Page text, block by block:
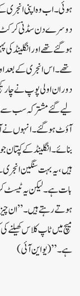
ہوئی۔ اب وہ اپنی انجری
دوسرے دن سڈنی کرکٹ
ہو گئے تھے اور انگلینڈ
تھے۔اس انجری کے بعد
دوران اولی پوپ نے چار
لیے گئے مشترکہ سب سے
بنائے۔انگلینڈ کے
ہیں، یہ بہت سنگین
بات ہے۔ لیکن یہ
ہوتے رہتے ہیں۔” ان
میچ میں ٹاپ کلاس
ہے۔”(یو این آئی)